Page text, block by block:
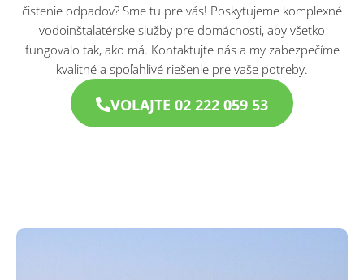
čistenie odpadov? Sme tu pre vás! Poskytujeme komplexné
vodoinštalatérske služby pre domácnosti, aby všetko
fungovalo tak, ako má. Kontaktujte nás a my zabezpečíme
kvalitné a spoľahlivé riešenie pre vaše potreby.
VOLAJTE 02 222 059 53